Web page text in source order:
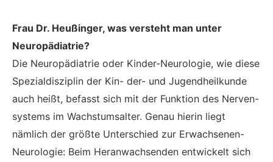
Frau Dr. Heußinger, was versteht man unter
Neuropädiatrie?
Die Neuropädiatrie oder Kinder-Neurologie, wie diese
Spezialdisziplin der Kin- der- und Jugendheilkunde
auch heißt, befasst sich mit der Funktion des Nerven-
systems im Wachstumsalter. Genau hierin liegt
nämlich der größte Unterschied zur Erwachsenen-
Neurologie: Beim Heranwachsenden entwickelt sich